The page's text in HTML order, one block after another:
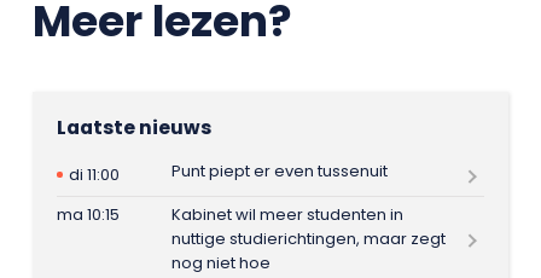
Meer lezen?
Laatste nieuws
di 11:00
Punt piept er even tussenuit
ma 10:15
Kabinet wil meer studenten in
nuttige studierichtingen, maar zegt
nog niet hoe